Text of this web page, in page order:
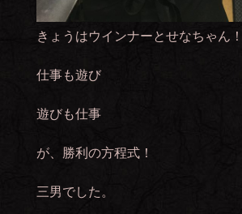
きょうはウインナーとせなちゃん！
仕事も遊び
遊びも仕事
が、勝利の方程式！
三男でした。